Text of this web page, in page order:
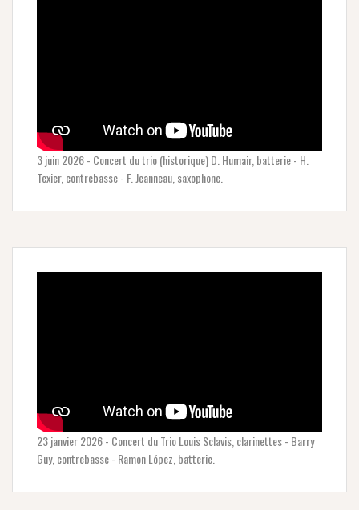
3 juin 2026 - Concert du trio (historique) D. Humair, batterie - H.
Texier, contrebasse - F. Jeanneau, saxophone.
23 janvier 2026 - Concert du Trio Louis Sclavis, clarinettes - Barry
Guy, contrebasse - Ramon López, batterie.